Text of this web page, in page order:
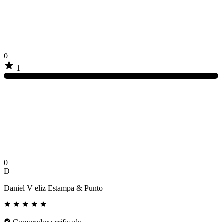
0
1
0
D
Daniel V eliz Estampa & Punto